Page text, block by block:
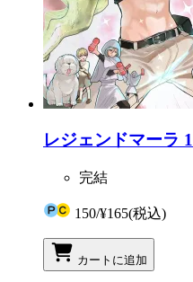
レジェンドマーラ 1
完結
150/¥165(税込)
カートに追加